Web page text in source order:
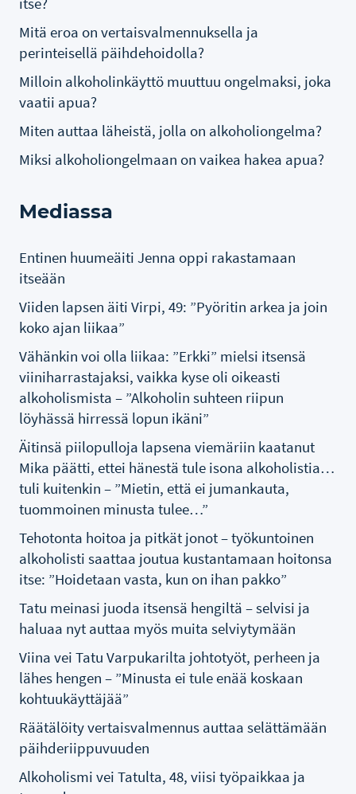
Mitä eroa on vertaisvalmennuksella ja
perinteisellä päihdehoidolla?
Milloin alkoholinkäyttö muuttuu ongelmaksi, joka
vaatii apua?
Miten auttaa läheistä, jolla on alkoholiongelma?
Miksi alkoholiongelmaan on vaikea hakea apua?
Mediassa
Entinen huumeäiti Jenna oppi rakastamaan
itseään
Viiden lapsen äiti Virpi, 49: ”Pyöritin arkea ja join
koko ajan liikaa”
Vähänkin voi olla liikaa: ”Erkki” mielsi itsensä
viiniharrastajaksi, vaikka kyse oli oikeasti
alkoholismista – ”Alkoholin suhteen riipun
löyhässä hirressä lopun ikäni”
Äitinsä piilopulloja lapsena viemäriin kaatanut
Mika päätti, ettei hänestä tule isona alkoholistia…
tuli kuitenkin – ”Mietin, että ei jumankauta,
tuommoinen minusta tulee…”
Tehotonta hoitoa ja pitkät jonot – työkuntoinen
alkoholisti saattaa joutua kustantamaan hoitonsa
itse: ”Hoidetaan vasta, kun on ihan pakko”
Tatu meinasi juoda itsensä hengiltä – selvisi ja
haluaa nyt auttaa myös muita selviytymään
Viina vei Tatu Varpukarilta johtotyöt, perheen ja
lähes hengen – ”Minusta ei tule enää koskaan
kohtuukäyttäjää”
Räätälöity vertaisvalmennus auttaa selättämään
päihderiippuvuuden
Alkoholismi vei Tatulta, 48, viisi työpaikkaa ja